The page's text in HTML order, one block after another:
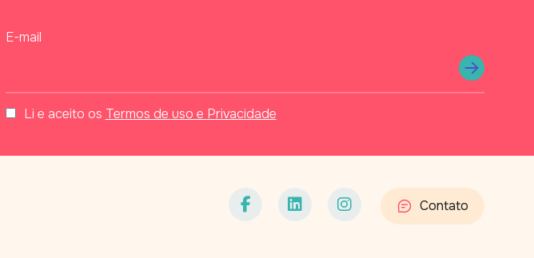
status
E-mail
Li e aceito os Termos de uso e Privacidade
Contato